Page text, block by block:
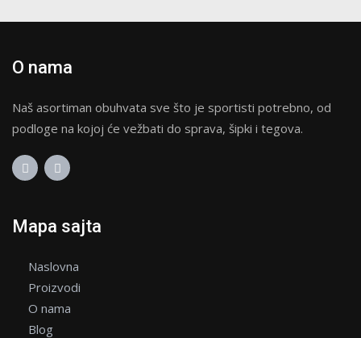
O nama
Naš asortiman obuhvata sve što je sportisti potrebno, od
podloge na kojoj će vežbati do sprava, šipki i tegova.
Mapa sajta
Naslovna
Proizvodi
O nama
Blog